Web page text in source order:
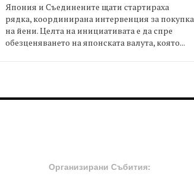
Япония и Съединените щати стартираха
рядка, координирана интервенция за покупка
на йени. Целта на инициативата е да спре
обезценяването на японската валута, която...
Организирани Събития: